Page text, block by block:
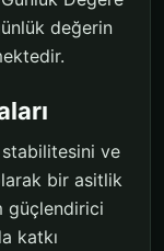
değerin
ve
bir asitlik
güçlendirici
katkı